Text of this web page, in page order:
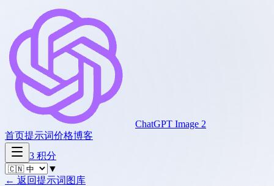
ChatGPT Image 2
首页提示词价格博客
3 积分
▼
← 返回提示词图库